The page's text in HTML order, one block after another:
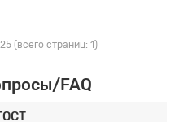
(всего страниц: 1)
FAQ